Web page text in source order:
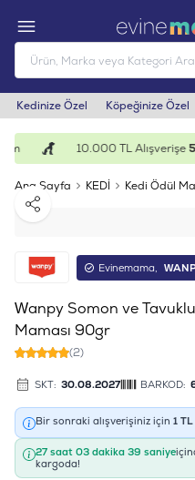
Kedinize Özel Köpeğinize Özel
10.000 TL Alışverişe
Ana Sayfa KEDİ Kedi Ödül
Paylaş
Evinemama,
Wanpy Somon ve
Maması 90gr
(2)
SKT: 30.08.2027 BARKOD:
Bir sonraki alışverişiniz için 1
27 saat 03 dakika 38 saniye
kargoda!